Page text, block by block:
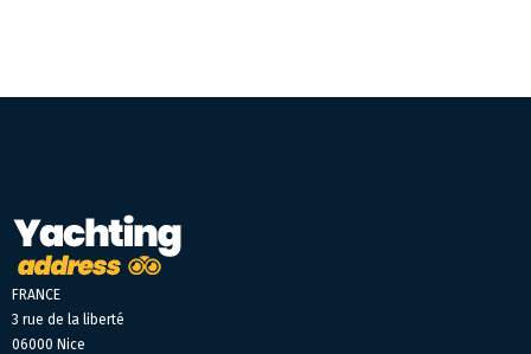
FRANCE
3 rue de la liberté
06000 Nice